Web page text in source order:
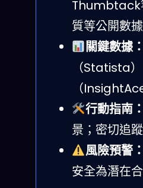
Thumbtack
質等公開數
關鍵數據：
（Statista
（
行動指南：
景；密切追
風險預警：
安全為潛在